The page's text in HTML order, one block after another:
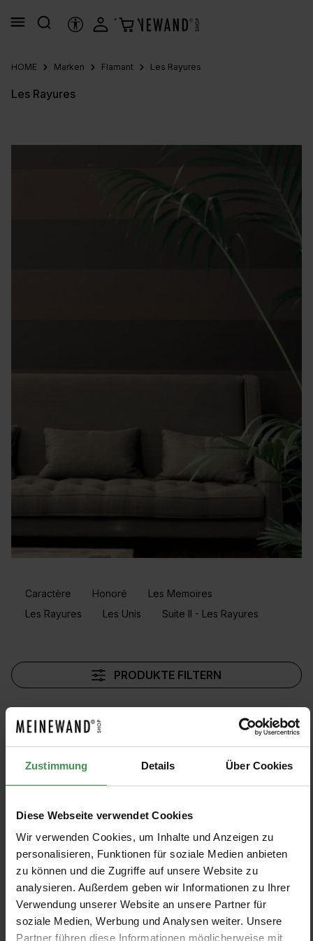
Zustimmung Details Über Cookies
Diese Webseite verwendet Cookies
Wir verwenden Cookies, um Inhalte und Anzeigen zu
personalisieren, Funktionen für soziale Medien anbieten
zu können und die Zugriffe auf unsere Website zu
analysieren. Außerdem geben wir Informationen zu Ihrer
Verwendung unserer Website an unsere Partner für
soziale Medien, Werbung und Analysen weiter. Unsere
Partner führen diese Informationen möglicherweise mit
springen
HILFSTOOLS
HOME Marken Flamant Les Rayures
Les Rayures
Caractère Honoré
Les Memoires
Les Rayures
Les Unis Suite II - Les Rayures
PRODUKTE FILTERN
+5
Flamant
9 Farben
Ab 159,00 € +9
Flamant
13 Farben
Ab 159,00 €
+4
Tapete Petite Stripe
Flamant
8 Farben
Ab 159,00 € +7
Tapete Velvet & Lin
Flamant
11 Farben
Ab 269,00 €